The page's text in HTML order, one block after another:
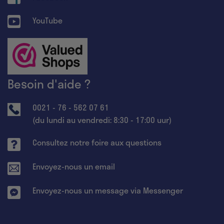
YouTube
Besoin d'aide ?
0021 - 76 - 562 07 61
(du lundi au vendredi: 8:30 - 17:00 uur)
Consultez notre foire aux questions
Envoyez-nous un email
Envoyez-nous un message via Messenger